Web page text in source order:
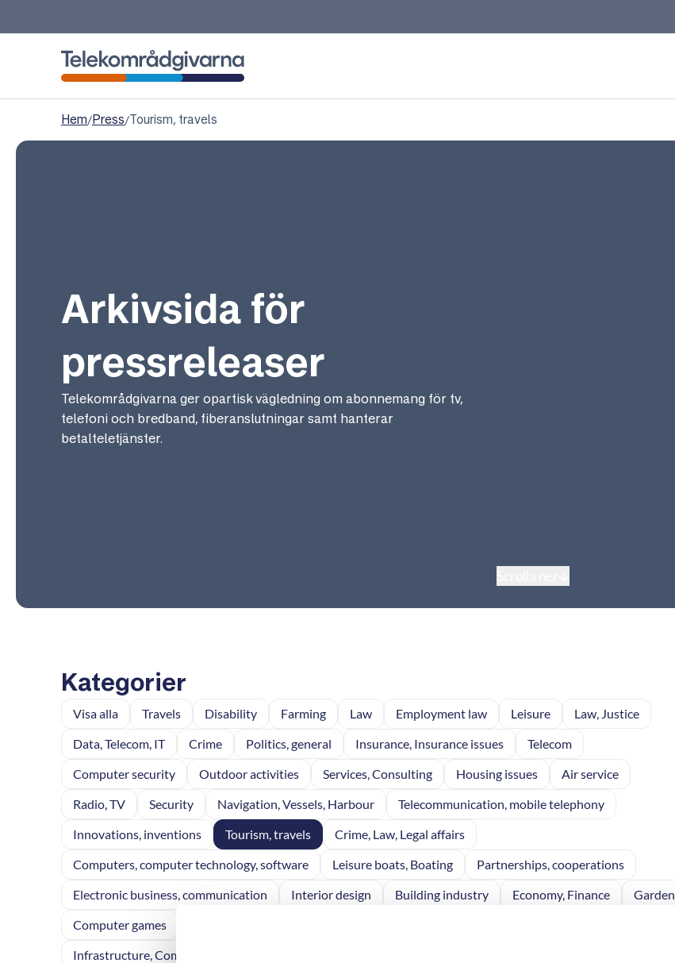
Hem/Press/Tourism, travels
Arkivsida för
pressreleaser
Telekområdgivarna ger opartisk vägledning om abonnemang för tv,
telefoni och bredband, fiberanslutningar samt hanterar
betalteletjänster.
Kategorier
Visa alla Travels Disability Farming Law Employment law Leisure
Law, Justice
Data, Telecom, IT
Crime Politics, general Insurance, Insurance issues
Telecom
Computer security
Outdoor activities Services, Consulting Housing issues
Air service
Radio, TV
Security Navigation, Vessels, Harbour
Telecommunication, mobile telephony
Innovations, inventions
Tourism, travels
Crime, Law, Legal affairs
Computers, computer technology, software
Leisure boats, Boating
Partnerships, cooperations
Electronic business, communication
Interior design Building industry Economy, Finance
Garden
Computer games
Infrastructure, Communication